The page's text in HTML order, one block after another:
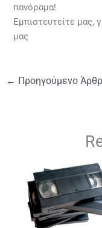
πανόραμα!
Εμπιστευτείτε μας,
μας
← Προηγούμενο